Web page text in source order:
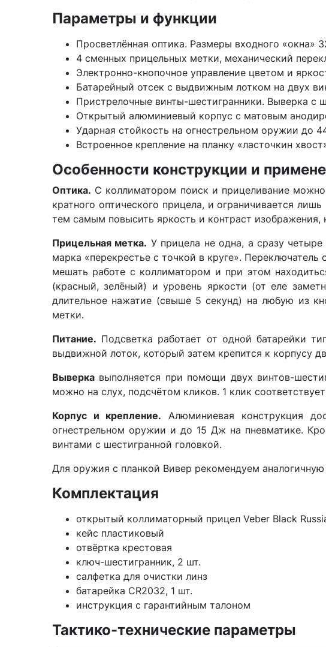
Параметры и функции
Просветлённая оптика. Размеры входного «окна»
4 сменных прицельных метки, механический
Электронно-кнопочное управление цветом и
Батарейный отсек с выдвижным лотком на двух
Пристрелочные винты-шестигранники. Выверка с
Открытый алюминиевый корпус с матовым
Ударная стойкость на огнестрельном оружии до
Встроенное крепление на планку «ласточкин
Особенности конструкции и
Оптика. С коллиматором поиск и прицеливание
кратного оптического прицела, и ограничивается
тем самым повысить яркость и контраст изображения,
Прицельная метка. У прицела не одна, а сразу
марка «перекрестье с точкой в круге».
мешать работе с коллиматором и при этом
(красный, зелёный) и уровень яркости (от еле
длительное нажатие (свыше 5 секунд) на любую из
метки.
Питание. Подсветка работает от одной батарейки
выдвижной лоток, который затем крепится к корпусу
Выверка выполняется при помощи двух винтов-
можно на слух, подсчётом кликов. 1 клик
Корпус и крепление. Алюминиевая конструкция
огнестрельном оружии и до 15 Дж на пневматике.
винтами с шестигранной головкой.
Для оружия с планкой Вивер рекомендуем
Комплектация
открытый коллиматорный прицел Veber Black
кейс пластиковый
отвёртка крестовая
ключ-шестигранник, 2 шт.
салфетка для очистки линз
батарейка CR2032, 1 шт.
инструкция с гарантийным талоном
Тактико-технические параметры